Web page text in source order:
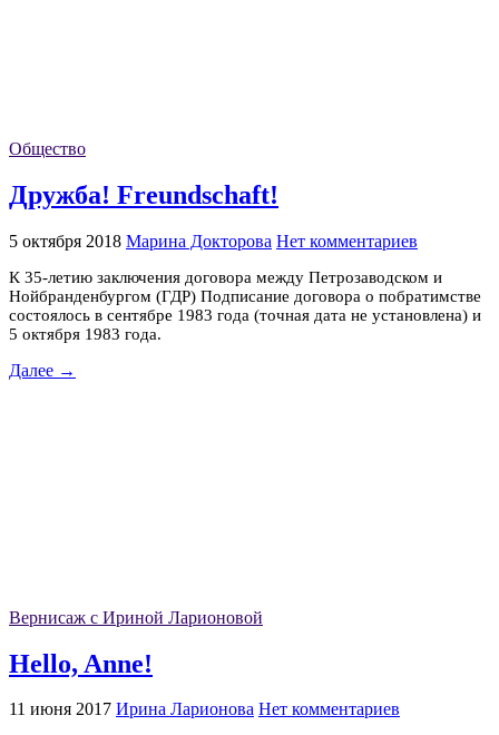
Общество
Дружба! Freundschaft!
5 октября 2018 Марина Докторова Нет комментариев
К 35-летию заключения договора между Петрозаводском и
Нойбранденбургом (ГДР) Подписание договора о побратимстве
состоялось в сентябре 1983 года (точная дата не установлена) и
5 октября 1983 года.
Далее →
Вернисаж с Ириной Ларионовой
Hello, Anne!
11 июня 2017 Ирина Ларионова Нет комментариев